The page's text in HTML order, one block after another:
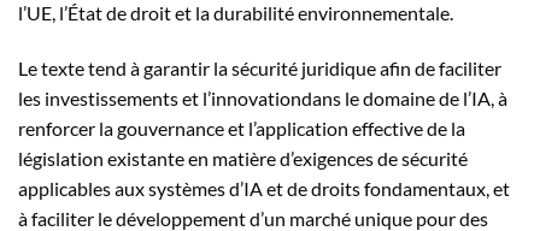
l’UE, l’État de droit et la durabilité environnementale.
Le texte tend à garantir la sécurité juridique afin de faciliter
les investissements et l’innovationdans le domaine de l’IA, à
renforcer la gouvernance et l’application effective de la
législation existante en matière d’exigences de sécurité
applicables aux systèmes d’IA et de droits fondamentaux, et
à faciliter le développement d’un marché unique pour des